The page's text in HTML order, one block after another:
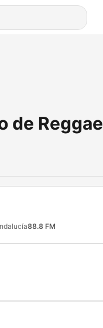
de Reggae
88.8 FM